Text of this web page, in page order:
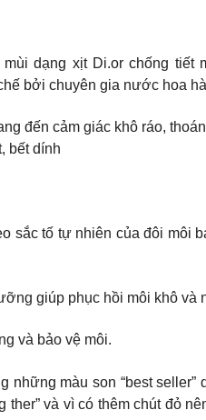
xịt Di.or chống tiết
bởi chuyên gia nước hoa
đến cảm giác khô ráo,
bết dính
sắc tố tự nhiên của đôi môi
giúp phục hồi môi khô
và bảo vệ môi.
những màu son “best
và vì có thêm chút đỏ